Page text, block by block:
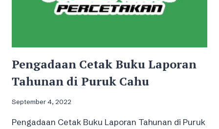
Pengadaan Cetak Buku Laporan
Tahunan di Puruk Cahu
September 4, 2022
Pengadaan Cetak Buku Laporan Tahunan di Puruk